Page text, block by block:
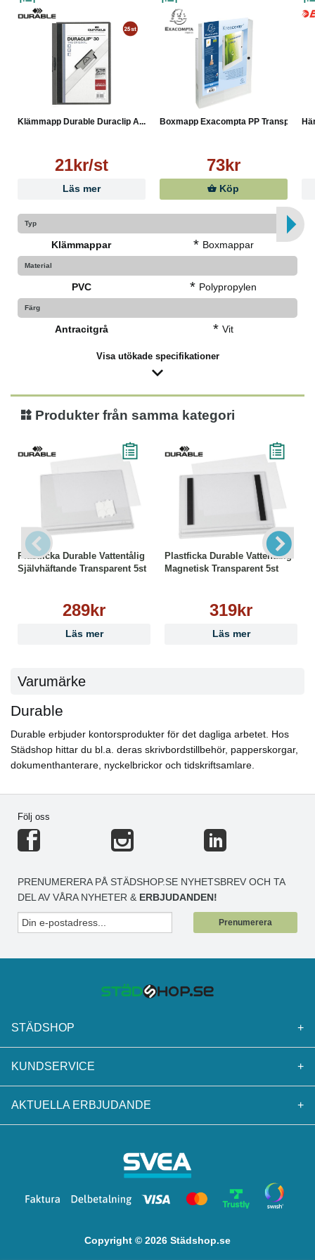
Klämmapp Durable Duraclip A...
21kr/st
Läs mer
Boxmapp Exacompta PP Transp...
73kr
Köp
Typ
Klämmappar * Boxmappar
Material
PVC * Polypropylen
Färg
Antracitgrå * Vit
Visa utökade specifikationer
Produkter från samma kategori
Plastficka Durable Vattentålig
Självhäftande Transparent 5st
289kr
Läs mer
Plastficka Durable Vattentålig
Magnetisk Transparent 5st
319kr
Läs mer
Varumärke
Durable
Durable erbjuder kontorsprodukter för det dagliga arbetet. Hos
Städshop hittar du bl.a. deras skrivbordstillbehör, papperskorgar,
dokumenthanterare, nyckelbrickor och tidskriftsamlare.
Följ oss
PRENUMERERA PÅ STÄDSHOP.SE NYHETSBREV OCH TA
DEL AV VÅRA NYHETER & ERBJUDANDEN!
Prenumerera
STÄDSHOP +
KUNDSERVICE +
AKTUELLA ERBJUDANDE +
Copyright © 2026 Städshop.se